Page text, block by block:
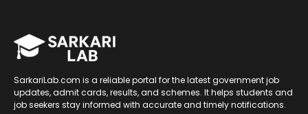
SarkariLab.com is a reliable portal for the latest government job
updates, admit cards, results, and schemes. It helps students and
job seekers stay informed with accurate and timely notifications.